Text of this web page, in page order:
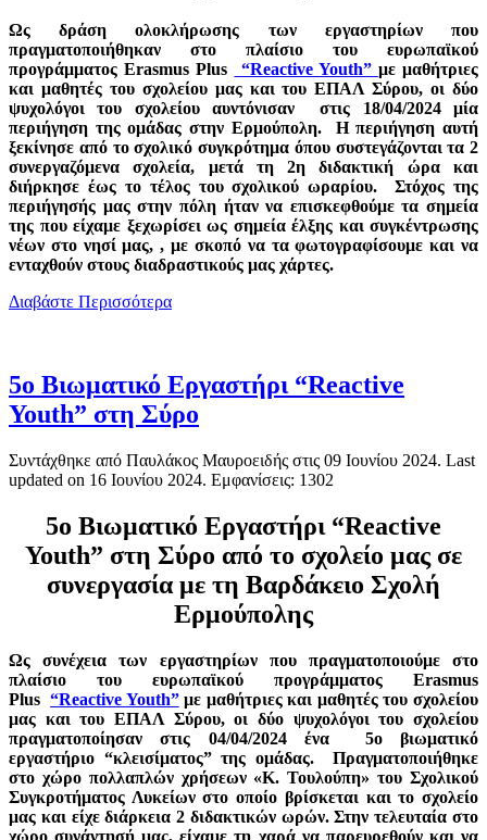
Ως δράση ολοκλήρωσης των εργαστηρίων που
πραγματοποιήθηκαν στο πλαίσιο του ευρωπαϊκού
προγράμματος Erasmus Plus
“Reactive Youth” με μαθήτριες
και μαθητές του σχολείου μας και του ΕΠΑΛ Σύρου, οι δύο
ψυχολόγοι του σχολείου αυντόνισαν στις 18/04/2024 μία
περιήγηση της ομάδας στην Ερμούπολη. Η περιήγηση αυτή
ξεκίνησε από το σχολικό συγκρότημα όπου συστεγάζονται τα 2
συνεργαζόμενα σχολεία, μετά τη 2η διδακτική ώρα και
διήρκησε έως το τέλος του σχολικού ωραρίου. Στόχος της
περιήγησής μας στην πόλη ήταν να επισκεφθούμε τα σημεία
της που είχαμε ξεχωρίσει ως σημεία έλξης και συγκέντρωσης
νέων στο νησί μας, , με σκοπό να τα φωτογραφίσουμε και να
ενταχθούν στους διαδραστικούς μας χάρτες.
Διαβάστε Περισσότερα
5ο Βιωματικό Εργαστήρι “Reactive
Youth” στη Σύρο
Συντάχθηκε από Παυλάκος Μαυροειδής στις 09 Ιουνίου 2024. Last
updated on 16 Ιουνίου 2024. Εμφανίσεις: 1302
5ο Βιωματικό Εργαστήρι “Reactive
Youth” στη Σύρο από το σχολείο μας σε
συνεργασία με τη Βαρδάκειο Σχολή
Ερμούπολης
Ως συνέχεια των εργαστηρίων που πραγματοποιούμε στο
πλαίσιο του ευρωπαϊκού προγράμματος Erasmus
Plus“Reactive Youth”με μαθήτριες και μαθητές του σχολείου
μας και του ΕΠΑΛ Σύρου, οι δύο ψυχολόγοι του σχολείου
πραγματοποίησαν στις 04/04/2024 ένα 5ο βιωματικό
εργαστήριο “κλεισίματος” της ομάδας. Πραγματοποιήθηκε
στο χώρο πολλαπλών χρήσεων «Κ. Τουλούπη» του Σχολικού
Συγκροτήματος Λυκείων στο οποίο βρίσκεται και το σχολείο
μας και είχε διάρκεια 2 διδακτικών ωρών. Στην τελευταία στο
χώρο συνάντησή μας, είχαμε τη χαρά να παρευρεθούν και να